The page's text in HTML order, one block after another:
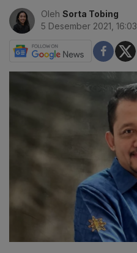
Oleh Sorta Tobing
5 Desember 2021, 16:03